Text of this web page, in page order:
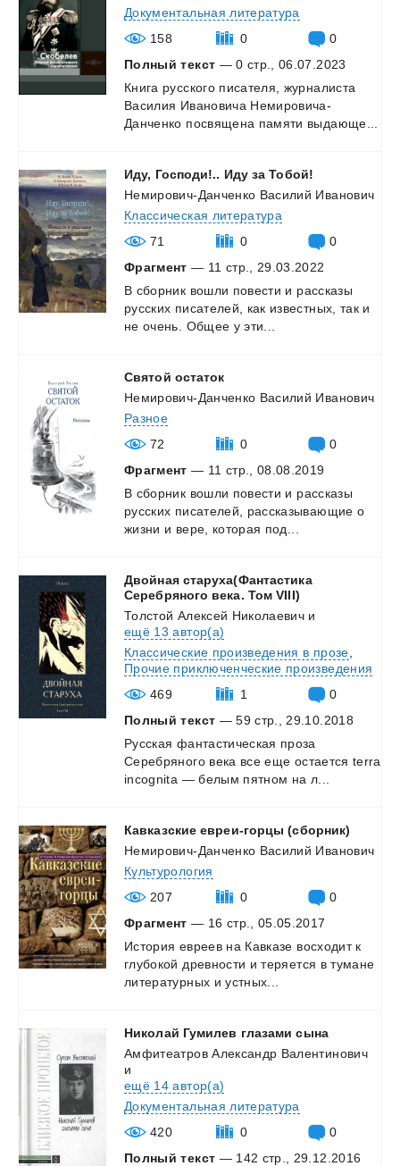
Документальная литература
158
0
0
Полный текст — 0 стр., 06.07.2023
Книга русского писателя, журналиста
Василия Ивановича Немировича-
Данченко посвящена памяти выдающе...
Иду, Господи!.. Иду за Тобой!
Немирович-Данченко Василий Иванович
Классическая литература
71
0
0
Фрагмент — 11 стр., 29.03.2022
В сборник вошли повести и рассказы
русских писателей, как известных, так и
не очень. Общее у эти...
Святой остаток
Немирович-Данченко Василий Иванович
Разное
72
0
0
Фрагмент — 11 стр., 08.08.2019
В сборник вошли повести и рассказы
русских писателей, рассказывающие о
жизни и вере, которая под...
Двойная старуха(Фантастика
Серебряного века. Том VIII)
Толстой Алексей Николаевич и
ещё 13 автор(а)
Классические произведения в прозе
Прочие приключенческие произведения
469
1
0
Полный текст — 59 стр., 29.10.2018
Русская фантастическая проза
Серебряного века все еще остается terra
incognita — белым пятном на л...
Кавказские евреи-горцы (сборник)
Немирович-Данченко Василий Иванович
Культурология
207
0
0
Фрагмент — 16 стр., 05.05.2017
История евреев на Кавказе восходит к
глубокой древности и теряется в тумане
литературных и устных...
Николай Гумилев глазами сына
Амфитеатров Александр Валентинович
и
ещё 14 автор(а)
Документальная литература
420
0
0
Полный текст — 142 стр., 29.12.2016